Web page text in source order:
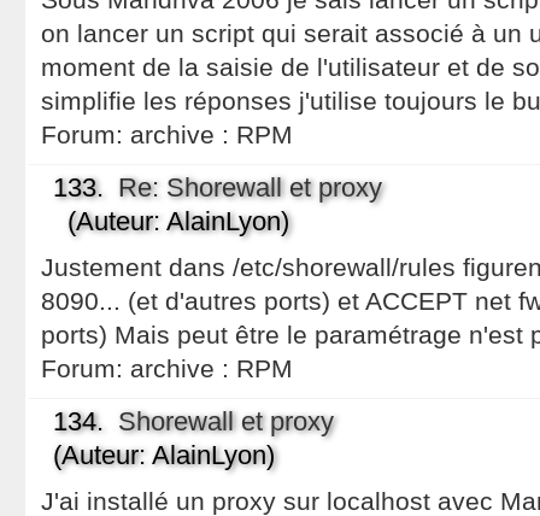
on lancer un script qui serait associé à un
moment de la saisie de l'utilisateur et de
simplifie les réponses j'utilise toujours le
Forum: archive : RPM
133. Re: Shorewall et proxy
(Auteur: AlainLyon)
Justement dans /etc/shorewall/rules
8090... (et d'autres ports) et ACCEPT net
ports) Mais peut être le paramétrage n'est
Forum: archive : RPM
134. Shorewall et proxy
(Auteur: AlainLyon)
J'ai installé un proxy sur localhost avec